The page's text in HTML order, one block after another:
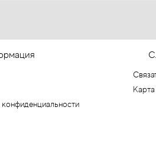
Карта